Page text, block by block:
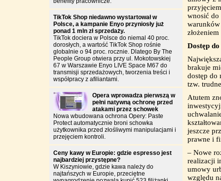
wnosić do
Dostęp
brakuje
dostęp do
tzw.
Atutem
jeszcze
prawne i
– Nowe
realizacji
umowy
względu
TikTok Shop niedawno wystartował w
Polsce, a kampanie Enyo przyniosły już
ponad 1 mln zł sprzedaży.
TikTok dociera w Polsce do niemal 40 proc.
dorosłych, a wartość TikTok Shop rośnie
globalnie o 94 proc. rocznie. Dlatego By The
People Group otwiera przy ul. Mokotowskiej
67 w Warszawie Enyo LIVE Space M67 do
transmisji sprzedażowych, tworzenia treści i
współpracy z afiliantami.
Opera wprowadza pierwszą w
pełni natywną ochronę przed
atakami przez schowek
Nowa wbudowana ochrona Opery: Paste
Protect automatycznie broni schowka
użytkownika przed złośliwymi manipulacjami i
przejęciem kontroli.
Ceny kawy w Europie: gdzie espresso jest
najbardziej przystępne?
W Kiszyniowie, gdzie kawa należy do
najtańszych w Europie, przeciętne